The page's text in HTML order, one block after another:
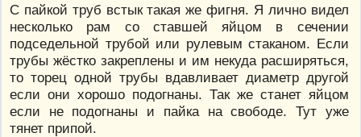
С пайкой труб встык такая же фигня. Я лично видел
несколько рам со ставшей яйцом в сечении
подседельной трубой или рулевым стаканом. Если
трубы жёстко закреплены и им некуда расширяться,
то торец одной трубы вдавливает диаметр другой
если они хорошо подогнаны. Так же станет яйцом
если не подогнаны и пайка на свободе. Тут уже
тянет припой.